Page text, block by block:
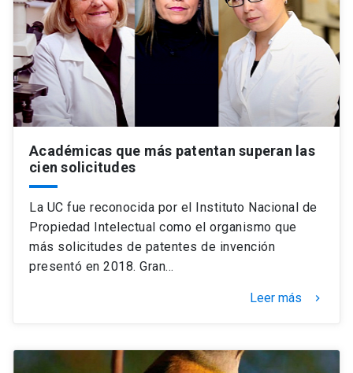
Académicas que más patentan superan las
cien solicitudes
La UC fue reconocida por el Instituto Nacional de
Propiedad Intelectual como el organismo que
más solicitudes de patentes de invención
presentó en 2018. Gran…
Leer más keyboard_arrow_right